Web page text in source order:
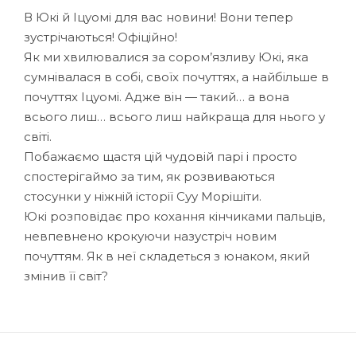
В Юкі й Іцуомі для вас новини! Вони тепер
зустрічаються! Офіційно!
Як ми хвилювалися за сором’язливу Юкі, яка
сумнівалася в собі, своїх почуттях, а найбільше в
почуттях Іцуомі. Адже він — такий… а вона
всього лиш… всього лиш найкраща для нього у
світі.
Побажаємо щастя цій чудовій парі і просто
спостерігаймо за тим, як розвиваються
стосунки у ніжній історії Суу Морішіти.
Юкі розповідає про кохання кінчиками пальців,
невпевнено крокуючи назустріч новим
почуттям. Як в неї складеться з юнаком, який
змінив її світ?